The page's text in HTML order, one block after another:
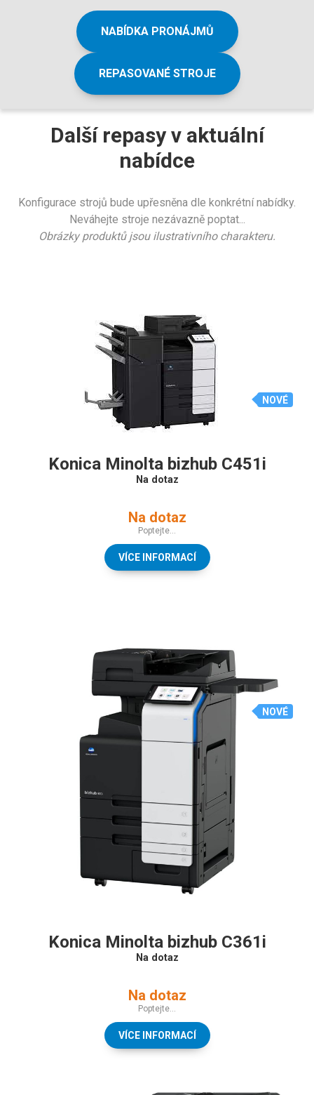
NABÍDKA PRONÁJMŮ
REPASOVANÉ STROJE
Další repasy v aktuální
nabídce
Konfigurace strojů bude upřesněna dle konkrétní nabídky.
Neváhejte stroje nezávazně poptat...
Obrázky produktů jsou ilustrativního charakteru.
NOVÉ
Konica Minolta bizhub C451i
Na dotaz
Na dotaz
Poptejte...
VÍCE INFORMACÍ
NOVÉ
Konica Minolta bizhub C361i
Na dotaz
Na dotaz
Poptejte...
VÍCE INFORMACÍ